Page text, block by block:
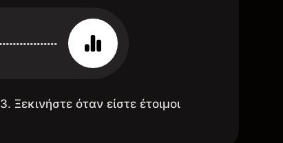
3. Ξεκινήστε όταν είστε έτοιμοι